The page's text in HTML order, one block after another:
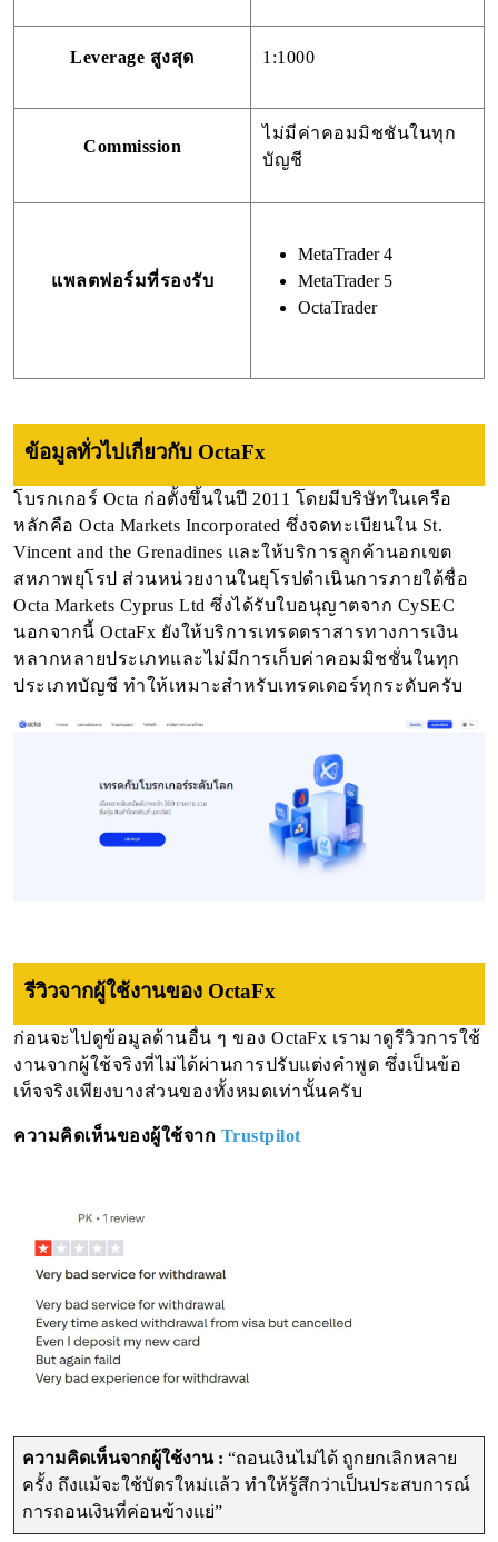
Leverage สูงสุด 1:1000
Commission
ไม่มีค่าคอมมิชชันในทุก
บัญชี
แพลตฟอร์มที่รองรับ
MetaTrader 4
MetaTrader 5
OctaTrader
ข้อมูลทั่วไปเกี่ยวกับ OctaFx
โบรกเกอร์ Octa ก่อตั้งขึ้นในปี 2011 โดยมีบริษัทในเครือ
หลักคือ Octa Markets Incorporated ซึ่งจดทะเบียนใน St.
Vincent and the Grenadines และให้บริการลูกค้านอกเขต
สหภาพยุโรป ส่วนหน่วยงานในยุโรปดำเนินการภายใต้ชื่อ
Octa Markets Cyprus Ltd ซึ่งได้รับใบอนุญาตจาก CySEC
นอกจากนี้ OctaFx ยังให้บริการเทรดตราสารทางการเงิน
หลากหลายประเภทและไม่มีการเก็บค่าคอมมิชชั่นในทุก
ประเภทบัญชี ทำให้เหมาะสำหรับเทรดเดอร์ทุกระดับครับ
รีวิวจากผู้ใช้งานของ OctaFx
ก่อนจะไปดูข้อมูลด้านอื่น ๆ ของ OctaFx เรามาดูรีวิวการใช้
งานจากผู้ใช้จริงที่ไม่ได้ผ่านการปรับแต่งคำพูด ซึ่งเป็นข้อ
เท็จจริงเพียงบางส่วนของทั้งหมดเท่านั้นครับ
ความคิดเห็นของผู้ใช้จาก Trustpilot
ความคิดเห็นจากผู้ใช้งาน : “ถอนเงินไม่ได้ ถูกยกเลิกหลาย
ครั้ง ถึงแม้จะใช้บัตรใหม่แล้ว ทำให้รู้สึกว่าเป็นประสบการณ์
การถอนเงินที่ค่อนข้างแย่”